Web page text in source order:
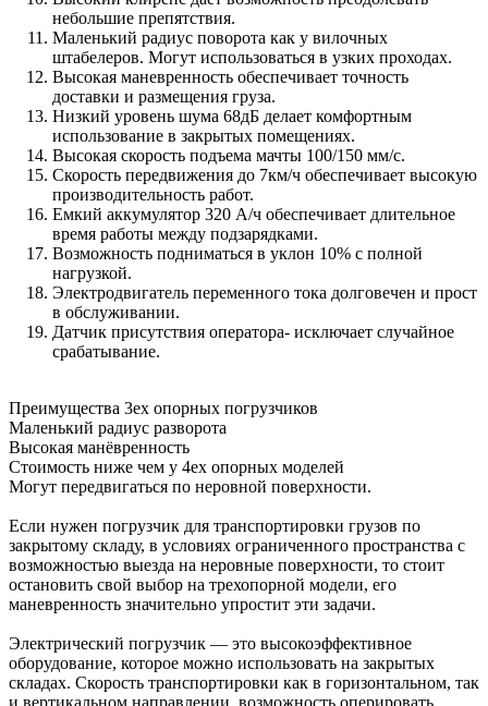
небольшие препятствия.
Маленький радиус поворота как у вилочных
штабелеров. Могут использоваться в узких проходах.
Высокая маневренность обеспечивает точность
доставки и размещения груза.
Низкий уровень шума 68дБ делает комфортным
использование в закрытых помещениях.
Высокая скорость подъема мачты 100/150 мм/с.
Скорость передвижения до 7км/ч обеспечивает высокую
производительность работ.
Емкий аккумулятор 320 А/ч обеспечивает длительное
время работы между подзарядками.
Возможность подниматься в уклон 10% с полной
нагрузкой.
Электродвигатель переменного тока долговечен и прост
в обслуживании.
Датчик присутствия оператора- исключает случайное
срабатывание.
Преимущества 3ех опорных погрузчиков
Маленький радиус разворота
Высокая манёвренность
Стоимость ниже чем у 4ех опорных моделей
Могут передвигаться по неровной поверхности.
Если нужен погрузчик для транспортировки грузов по
закрытому складу, в условиях ограниченного пространства с
возможностью выезда на неровные поверхности, то стоит
остановить свой выбор на трехопорной модели, его
маневренность значительно упростит эти задачи.
Электрический погрузчик — это высокоэффективное
оборудование, которое можно использовать на закрытых
складах. Скорость транспортировки как в горизонтальном, так
и вертикальном направлении, возможность оперировать